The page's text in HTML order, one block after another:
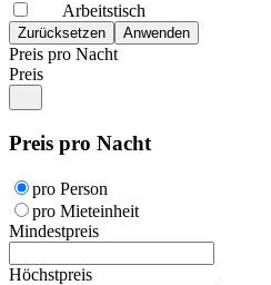
Arbeitstisch
Preis pro Nacht
Preis
Preis pro Nacht
pro Person
pro Mieteinheit
Mindestpreis
Höchstpreis